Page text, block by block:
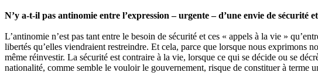
N’y a-t-il pas antinomie entre l’expression – urgente – d’une envie de sécurité
L’antinomie n’est pas tant entre le besoin de sécurité et ces « appels à la vie »
libertés qu’elles viendraient restreindre. Et cela, parce que lorsque nous exprimons
même réinvestir. La sécurité est contraire à la vie, lorsque ce qui se décide ou se
nationalité, comme semble le vouloir le gouvernement, risque de constituer à terme